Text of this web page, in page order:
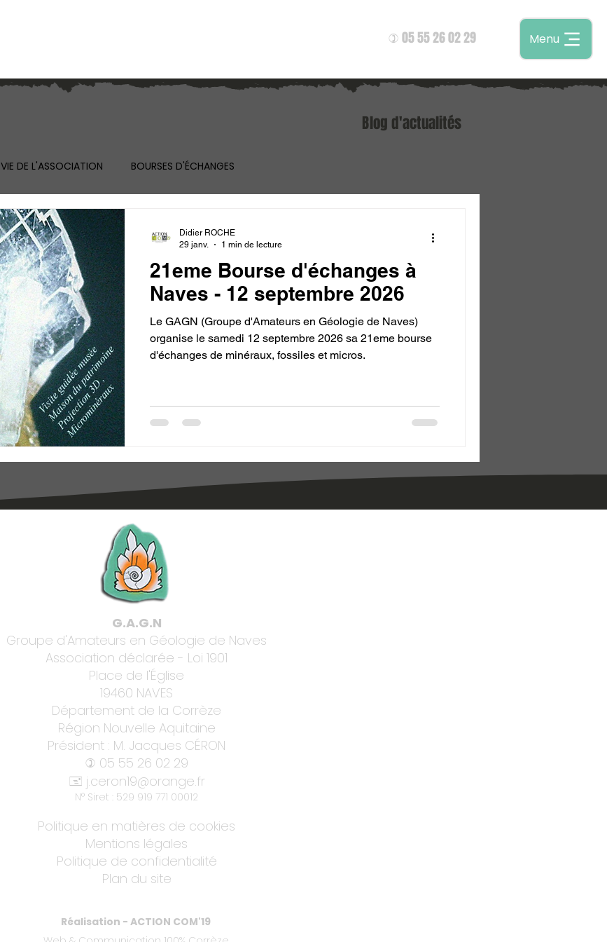
Menu
) 05 55 26 02 29
Blog d'actualités
VIE DE L'ASSOCIATION BOURSES D'ÉCHANGES
21eme Bourse d'échanges à
Naves - 12 septembre 2026
Le GAGN (Groupe d'Amateurs en Géologie de Naves)
organise le samedi 12 septembre 2026 sa 21eme bourse
d'échanges de minéraux, fossiles et micros.
Didier ROCHE
29 janv.
1 min de lecture
G.A.G.N
Groupe d'Amateurs en Géologie de Naves
Association déclarée - Loi 1901
Place de l'Église
19460 NAVES
Département de la Corrèze
Région Nouvelle Aquitaine
Président : M. Jacques CÉRON
) 05 55 26 02 29
+ j.ceron19@orange.fr
N° Siret : 529 919 771 00012
Politique en matières de cookies
Mentions légales
Politique de confidentialité
Plan du site
Réalisation - ACTION COM'19